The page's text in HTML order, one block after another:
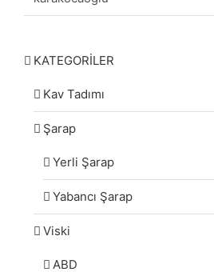
KATEGORİLER
Kav Tadımı
Şarap
Yerli Şarap
Yabancı Şarap
Viski
ABD